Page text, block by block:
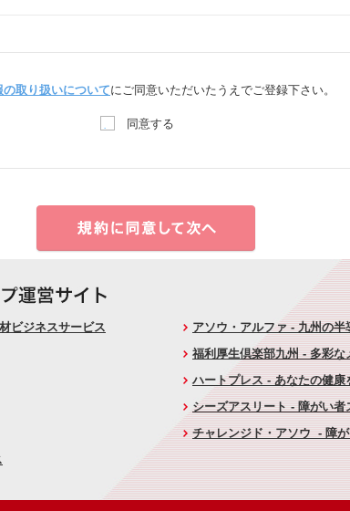
の取り扱いについてにご同意いただいたうえでご登録下さい。
同意する
ビジネスサービス
アソウ・アルファ - 九州の
福利厚生倶楽部九州 - 多彩
ハートプレス - あなたの健康
シーズアスリート - 障がい
チャレンジド・アソウ - 障